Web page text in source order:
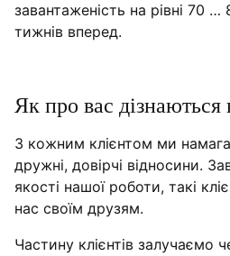
завантаженість на рівні 70 …
тижнів вперед.
Як про вас дізнаються
З кожним клієнтом ми
дружні, довірчі відносини.
якості нашої роботи, такі
нас своїм друзям.
Частину клієнтів залучаємо